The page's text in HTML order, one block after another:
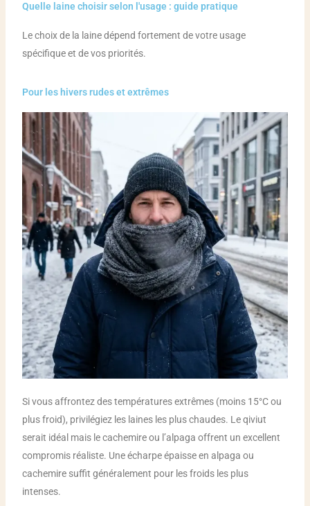
Quelle laine choisir selon l'usage : guide pratique
Le choix de la laine dépend fortement de votre usage
spécifique et de vos priorités.
Pour les hivers rudes et extrêmes
Si vous affrontez des températures extrêmes (moins 15°C ou
plus froid), privilégiez les laines les plus chaudes. Le qiviut
serait idéal mais le cachemire ou l’alpaga offrent un excellent
compromis réaliste. Une écharpe épaisse en alpaga ou
cachemire suffit généralement pour les froids les plus
intenses.